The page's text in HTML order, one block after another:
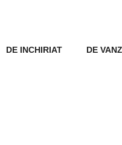
DE INCHIRIAT DE